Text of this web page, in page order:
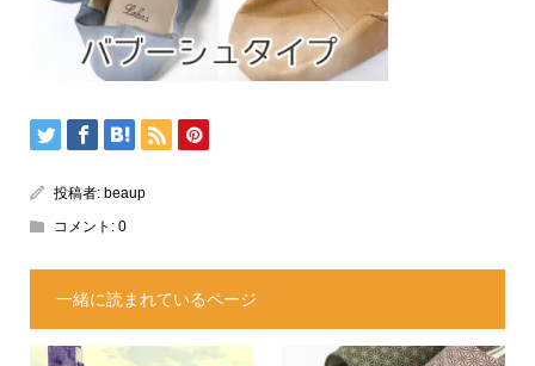
投稿者: beaup
コメント: 0
一緒に読まれているページ